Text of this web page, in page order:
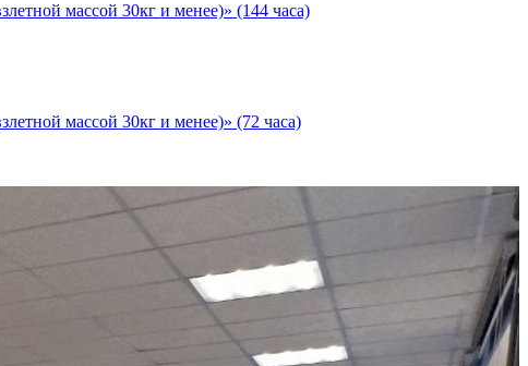
массой 30кг и менее)» (144 часа)
массой 30кг и менее)» (72 часа)